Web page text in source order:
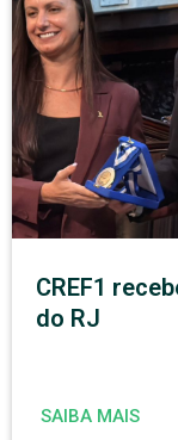
CREF1
do RJ
SAIBA MAIS